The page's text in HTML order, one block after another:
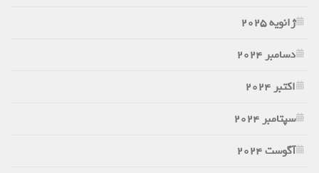
ژانویه 2025
دسامبر 2024
اکتبر 2024
سپتامبر 2024
آگوست 2024